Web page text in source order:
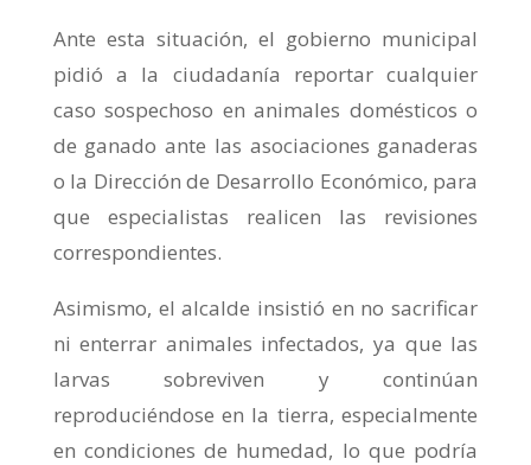
Ante esta situación, el gobierno municipal
pidió a la ciudadanía reportar cualquier
caso sospechoso en animales domésticos o
de ganado ante las asociaciones ganaderas
o la Dirección de Desarrollo Económico, para
que especialistas realicen las revisiones
correspondientes.
Asimismo, el alcalde insistió en no sacrificar
ni enterrar animales infectados, ya que las
larvas sobreviven y continúan
reproduciéndose en la tierra, especialmente
en condiciones de humedad, lo que podría